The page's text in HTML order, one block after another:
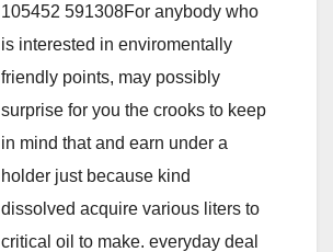
105452 591308For anybody who
is interested in enviromentally
friendly points, may possibly
surprise for you the crooks to keep
in mind that and earn under a
holder just because kind
dissolved acquire various liters to
critical oil to make. everyday deal